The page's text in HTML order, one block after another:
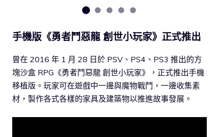
手機版《勇者鬥惡龍 創世小玩家》正式推出
曾在 2016 年 1 月 28 日於 PSV、PS4、PS3 推出的方
塊沙盒 RPG《勇者鬥惡龍 創世小玩家》，正式推出手機
移植版。玩家可在遊戲中一邊與魔物戰鬥，一邊收集素
材，製作各式各樣的家具及建築物以推進故事發展。